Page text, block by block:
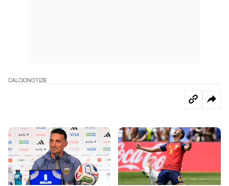
CALCIONOTIZIE